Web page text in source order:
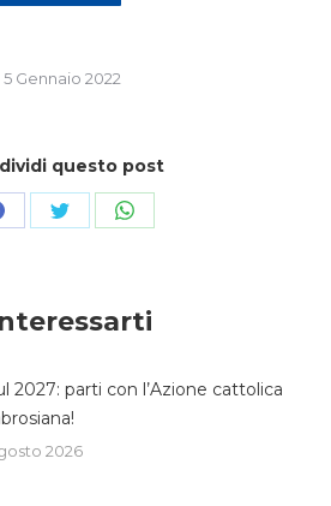
5 Gennaio 2022
questo post
CondividiCondividi
2027: parti con l’Azione cattolica
2026